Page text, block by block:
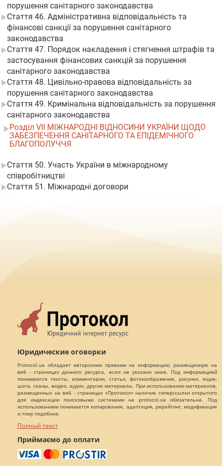
порушення санітарного законодавства
Стаття 46. Адміністративна відповідальність та
фінансові санкції за порушення санітарного
законодавства
Стаття 47. Порядок накладення і стягнення штрафів та
застосування фінансових санкцій за порушення
санітарного законодавства
Стаття 48. Цивільно-правова відповідальність за
порушення санітарного законодавства
Стаття 49. Кримінальна відповідальність за порушення
санітарного законодавства
Розділ VII МІЖНАРОДНІ ВІДНОСИНИ УКРАЇНИ ЩОДО
ЗАБЕЗПЕЧЕННЯ САНІТАРНОГО ТА ЕПІДЕМІЧНОГО
БЛАГОПОЛУЧЧЯ
Стаття 50. Участь України в міжнародному
співробітництві
Стаття 51. Міжнародні договори
Юридические оговорки
Protocol.ua обладает авторскими правами на информацию, размещенную на
веб - страницах данного ресурса, если не указано иное. Под информацией
понимаются тексты, комментарии, статьи, фотоизображения, рисунки, ящик-
шота, сканы, видео, аудио, другие материалы. При использовании материалов,
размещенных на веб - страницах «Протокол» наличие гиперссылки открытого
для индексации поисковыми системами на protocol.ua обязательна. Под
использованием понимается копирования, адаптация, рерайтинг, модификация
и тому подобное.
Полный текст
Приймаємо до оплати